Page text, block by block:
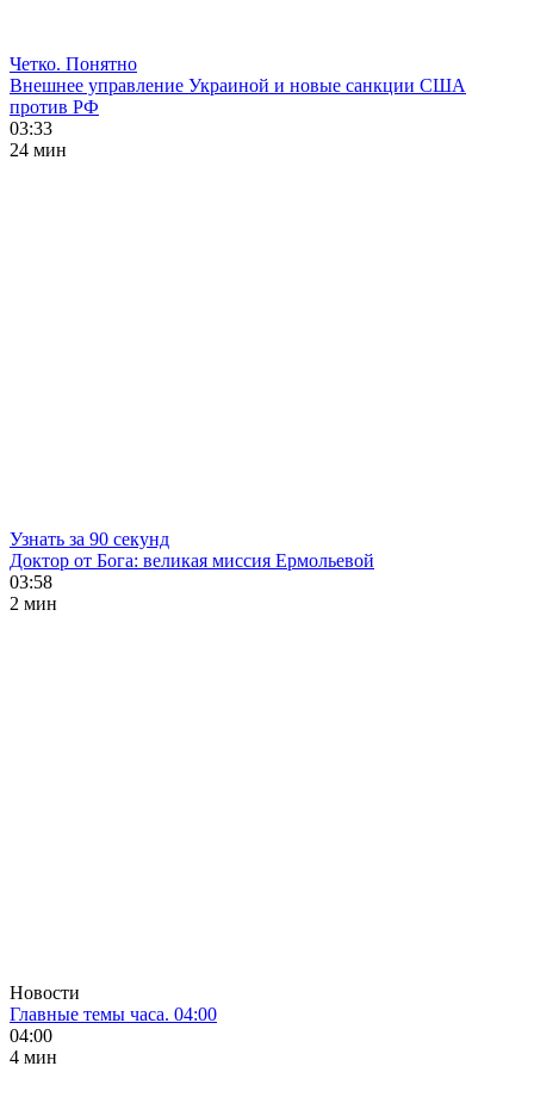
Четко. Понятно
Внешнее управление Украиной и новые санкции США
против РФ
03:33
24 мин
Узнать за 90 секунд
Доктор от Бога: великая миссия Ермольевой
03:58
2 мин
Новости
Главные темы часа. 04:00
04:00
4 мин